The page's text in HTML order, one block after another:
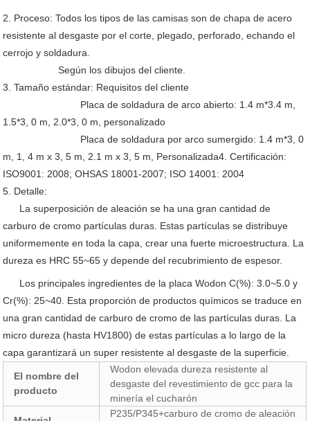
2. Proceso: Todos los tipos de las camisas son de chapa de acero
resistente al desgaste por el corte, plegado, perforado, echando el
cerrojo y soldadura.
Según los dibujos del cliente.
3. Tamaño estándar: Requisitos del cliente
Placa de soldadura de arco abierto: 1.4 m*3.4 m,
1.5*3, 0 m, 2.0*3, 0 m, personalizado
Placa de soldadura por arco sumergido: 1.4 m*3, 0
m, 1, 4 m x 3, 5 m, 2.1 m x 3, 5 m, Personalizada4. Certificación:
ISO9001: 2008; OHSAS 18001-2007; ISO 14001: 2004
5. Detalle:
La superposición de aleación se ha una gran cantidad de
carburo de cromo partículas duras. Estas partículas se distribuye
uniformemente en toda la capa, crear una fuerte microestructura. La
dureza es HRC 55~65 y depende del recubrimiento de espesor.
Los principales ingredientes de la placa Wodon C(%): 3.0~5.0 y
Cr(%): 25~40. Esta proporción de productos químicos se traduce en
una gran cantidad de carburo de cromo de las partículas duras. La
micro dureza (hasta HV1800) de estas partículas a lo largo de la
capa garantizará un super resistente al desgaste de la superficie.
El nombre del
producto
Wodon elevada dureza resistente al
desgaste del revestimiento de gcc para la
minería el cucharón
P235/P345+carburo de cromo de aleación